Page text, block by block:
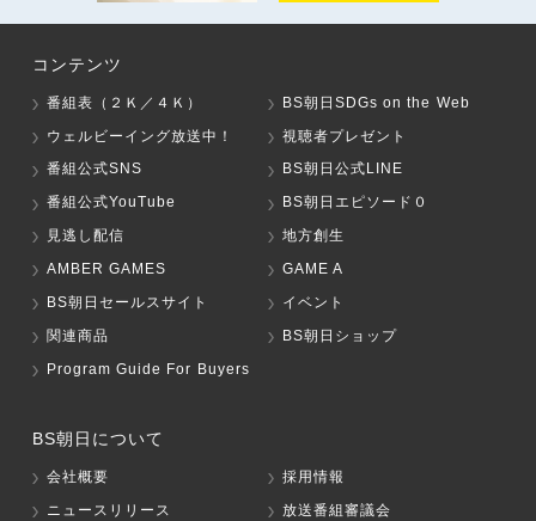
コンテンツ
番組表（２Ｋ／４Ｋ）
BS朝日SDGs on the Web
ウェルビーイング放送中！
視聴者プレゼント
番組公式SNS
BS朝日公式LINE
番組公式YouTube
BS朝日エピソード０
見逃し配信
地方創生
AMBER GAMES
GAME A
BS朝日セールスサイト
イベント
関連商品
BS朝日ショップ
Program Guide For Buyers
BS朝日について
会社概要
採用情報
ニュースリリース
放送番組審議会